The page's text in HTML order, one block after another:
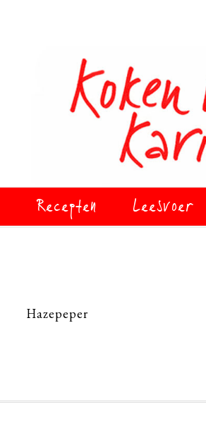
Recepten Leesvoer
Hazepeper